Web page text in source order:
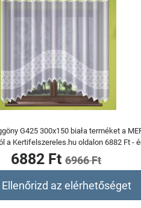
G425 300x150 biała terméket a
a Kertifelszereles.hu oldalon 6882 Ft -
6882 Ft 6966 Ft
Ellenőrizd az elérhetőséget